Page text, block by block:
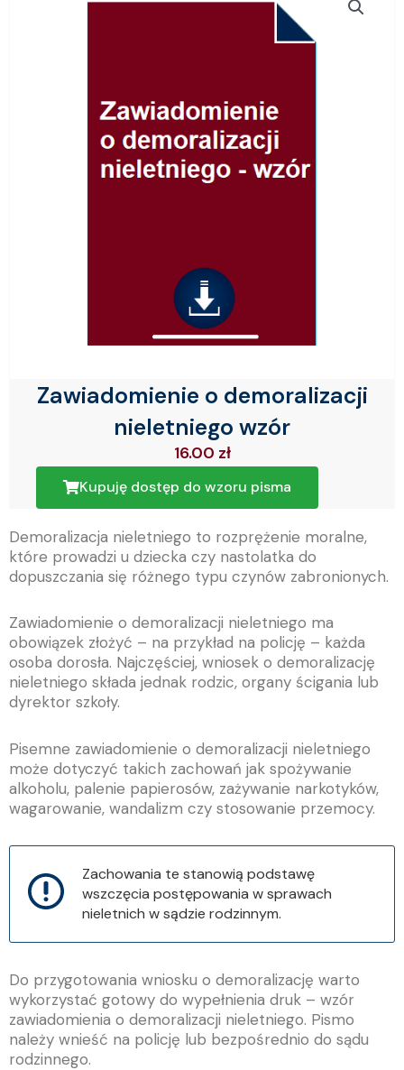
Zawiadomienie o demoralizacji
nieletniego wzór
16.00 zł
Kupuję dostęp do wzoru pisma
Demoralizacja nieletniego to rozprężenie moralne,
które prowadzi u dziecka czy nastolatka do
dopuszczania się różnego typu czynów zabronionych.
Zawiadomienie o demoralizacji nieletniego ma
obowiązek złożyć – na przykład na policję – każda
osoba dorosła. Najczęściej, wniosek o demoralizację
nieletniego składa jednak rodzic, organy ścigania lub
dyrektor szkoły.
Pisemne zawiadomienie o demoralizacji nieletniego
może dotyczyć takich zachowań jak spożywanie
alkoholu, palenie papierosów, zażywanie narkotyków,
wagarowanie, wandalizm czy stosowanie przemocy.
Zachowania te stanowią podstawę
wszczęcia postępowania w sprawach
nieletnich w sądzie rodzinnym.
Do przygotowania wniosku o demoralizację warto
wykorzystać gotowy do wypełnienia druk – wzór
zawiadomienia o demoralizacji nieletniego. Pismo
należy wnieść na policję lub bezpośrednio do sądu
rodzinnego.